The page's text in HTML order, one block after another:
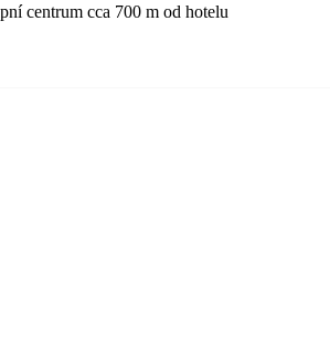
centrum cca 700 m od hotelu